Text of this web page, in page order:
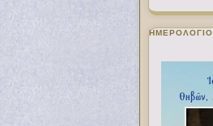
ΗΜΕΡΟΛΟΓΙΟ